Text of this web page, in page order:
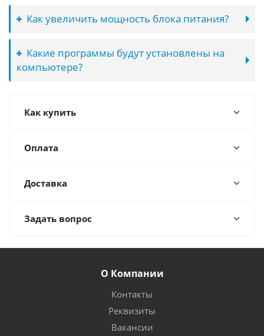
Как увеличить мощность блока питания?
Какие программы будут установлены на
компьютере?
Как купить
Оплата
Доставка
Задать вопрос
О Компании
Контакты
Реквизиты
Вакансии